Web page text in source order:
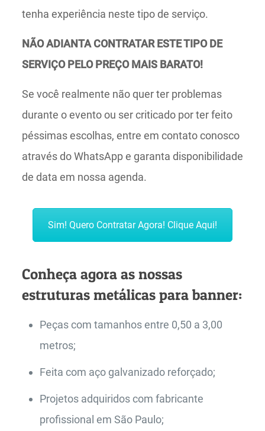
tenha experiência neste tipo de serviço.
NÃO ADIANTA CONTRATAR ESTE TIPO DE
SERVIÇO PELO PREÇO MAIS BARATO!
Se você realmente não quer ter problemas
durante o evento ou ser criticado por ter feito
péssimas escolhas, entre em contato conosco
através do WhatsApp e garanta disponibilidade
de data em nossa agenda.
Sim! Quero Contratar Agora! Clique Aqui!
Conheça agora as nossas
estruturas metálicas para banner:
Peças com tamanhos entre 0,50 a 3,00
metros;
Feita com aço galvanizado reforçado;
Projetos adquiridos com fabricante
profissional em São Paulo;